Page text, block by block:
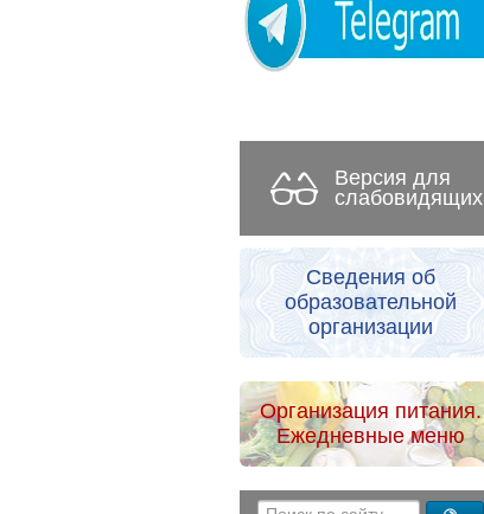
Версия для
слабовидящих
Сведения об
образовательной
организации
Организация питания.
Ежедневные меню